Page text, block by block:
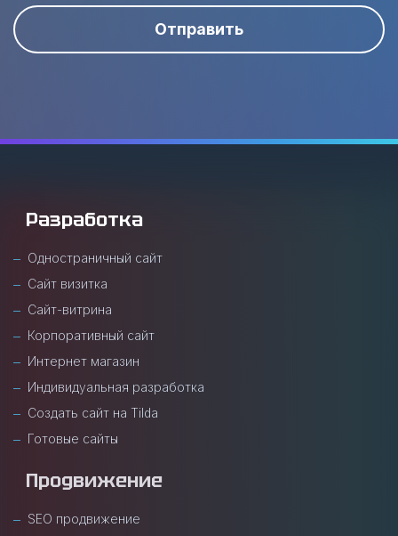
Отправить
Разработка
Одностраничный сайт
Сайт визитка
Сайт-витрина
Корпоративный сайт
Интернет магазин
Индивидуальная разработка
Создать сайт на Tilda
Готовые сайты
Продвижение
SEO продвижение